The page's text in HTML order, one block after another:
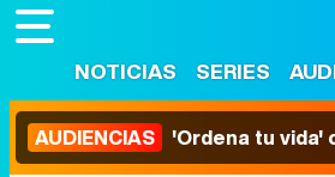
NOTICIAS SERIES
AUDIENCIAS 'Ordena tu vida'